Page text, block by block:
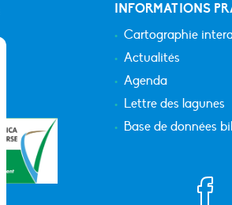
INFORMATIONS
Cartographie
Actualités
Agenda
Lettre des lagunes
Base de données